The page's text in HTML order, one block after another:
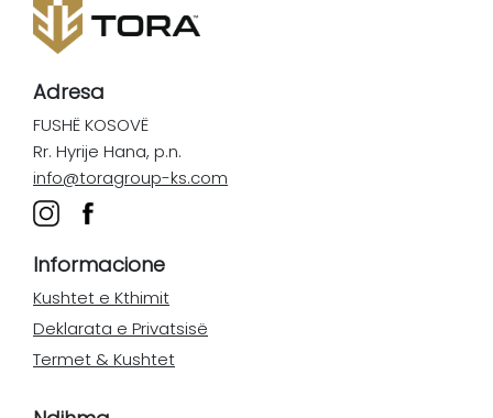
Adresa
FUSHË KOSOVË
Rr. Hyrije Hana, p.n.
info@toragroup-ks.com
Informacione
Kushtet e Kthimit
Deklarata e Privatsisë
Termet & Kushtet